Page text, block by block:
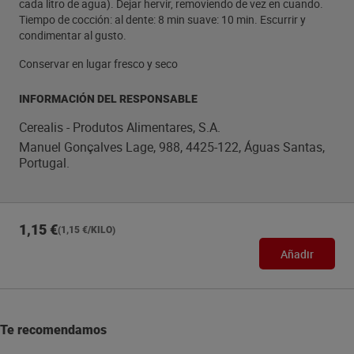
cada litro de agua). Dejar hervir, removiendo de vez en cuando.
Tiempo de cocción: al dente: 8 min suave: 10 min. Escurrir y
condimentar al gusto.
Conservar en lugar fresco y seco
INFORMACIÓN DEL RESPONSABLE
Cerealis - Produtos Alimentares, S.A.
Manuel Gonçalves Lage, 988, 4425-122, Águas Santas,
Portugal.
1,15 €(1,15 €/KILO)
Añadir
Te recomendamos